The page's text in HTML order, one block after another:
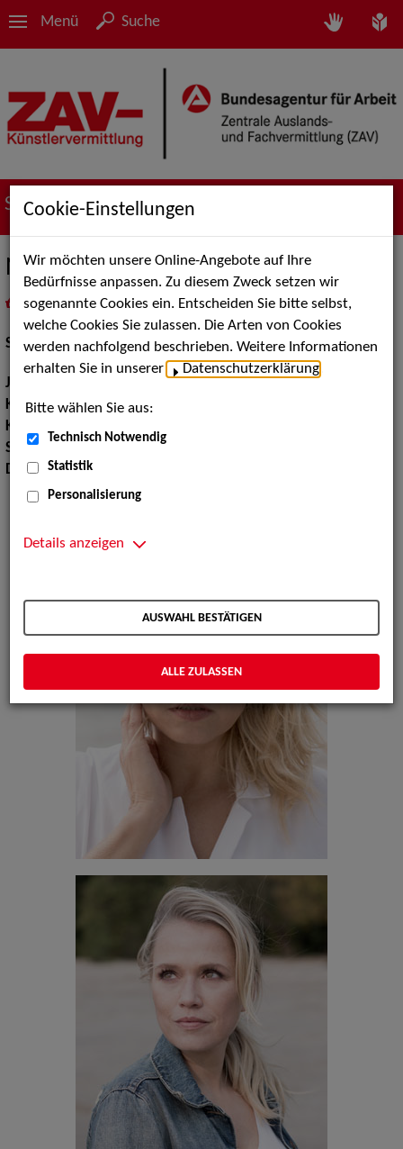
Menü Suche
Suche nach Künstler*innen
Nova Meierhenrich
als PDF speichern
inMeine Merklistelegen
Schauspiel:Film und TV
Jahrgang:
Körpergröße:160 cm
Konfektionsgröße:
Sprachen:
Dialekte:Hamburgisch, Westfälisch
Cookie-Einstellungen
Wir möchten unsere Online-Angebote auf Ihre
Bedürfnisse anpassen. Zu diesem Zweck setzen wir
sogenannte Cookies ein. Entscheiden Sie bitte selbst,
welche Cookies Sie zulassen. Die Arten von Cookies
werden nachfolgend beschrieben. Weitere Informationen
erhalten Sie in unserer
Datenschutzerklärung
Bitte wählen Sie aus:
Technisch Notwendig
Statistik
Personalisierung
Details anzeigen
AUSWAHL BESTÄTIGEN
ALLE ZULASSEN